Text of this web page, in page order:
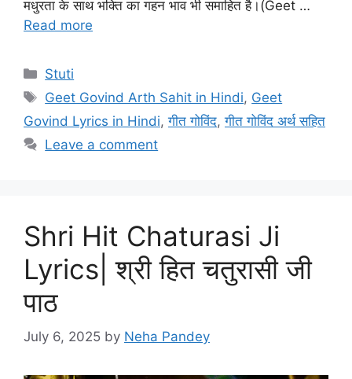
मधुरता के साथ भक्ति का गहन भाव भी समाहित है।(Geet …
Read more
C
a
e
g
e
s
Stuti
T
a
s
Geet Govind Arth Sahit in Hindi, Geet
Govind Lyrics in Hindi,गीत गोविंद,गीत गोविंद अर्थ सहित
Leave a comment
Shri Hit Chaturasi Ji
Lyrics| श्री हित चतुरासी जी
पाठ
July 6, 2025 by Neha Pandey